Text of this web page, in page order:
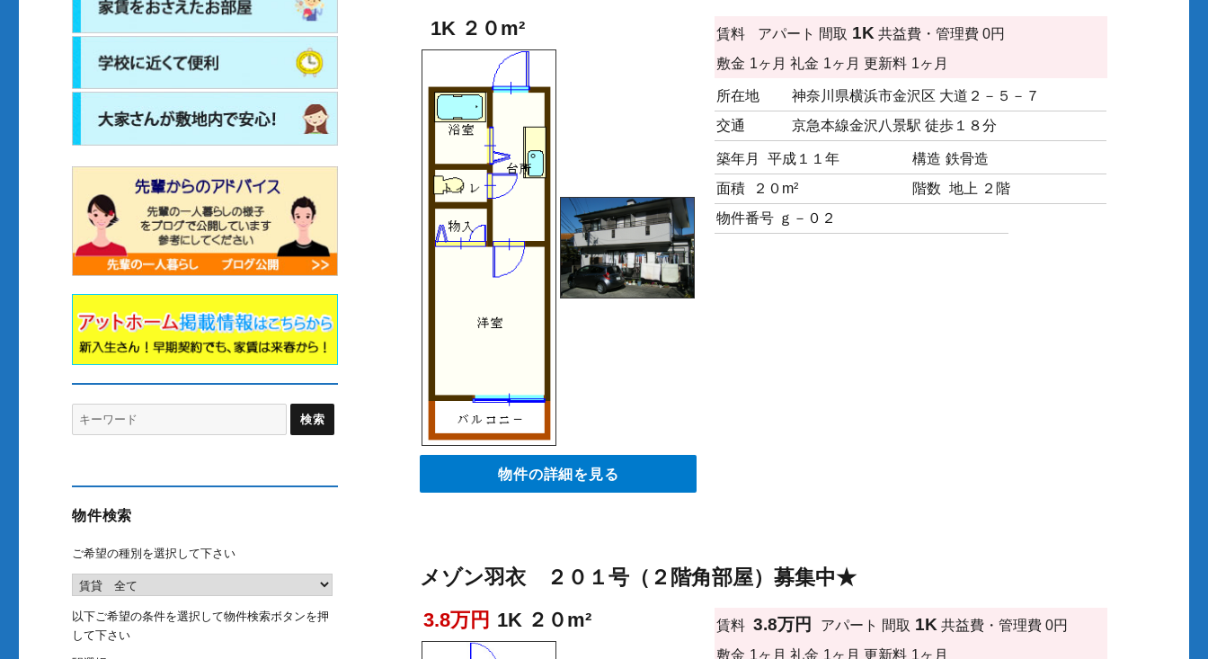
1K ２０m²
物件の詳細を見る
賃料 アパート 間取 1K 共益費・管理費 0円
敷金 1ヶ月 礼金 1ヶ月 更新料 1ヶ月
所在地
神奈川県横浜市金沢区 大道２－５－７
交通
京急本線金沢八景駅 徒歩１８分
築年月 平成１１年 構造 鉄骨造
面積
２０m² 階数 地上 ２階
物件番号 ｇ－０２
メゾン羽衣 ２０１号（２階角部屋）募集中★
3.8万円 1K ２０m² 賃料 3.8万円 アパート 間取 1K 共益費・管理費 0円
敷金 1ヶ月 礼金 1ヶ月 更新料 1ヶ月
Search
for:
物件検索
ご希望の種別を選択して下さい
以下ご希望の条件を選択して物件検索ボタンを押
して下さい